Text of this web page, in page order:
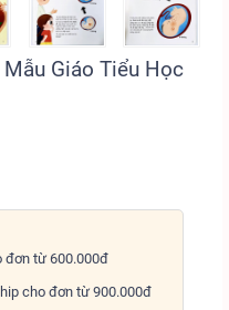
Giáo Tiểu Học
đơn từ 600.000đ
cho đơn từ 900.000đ